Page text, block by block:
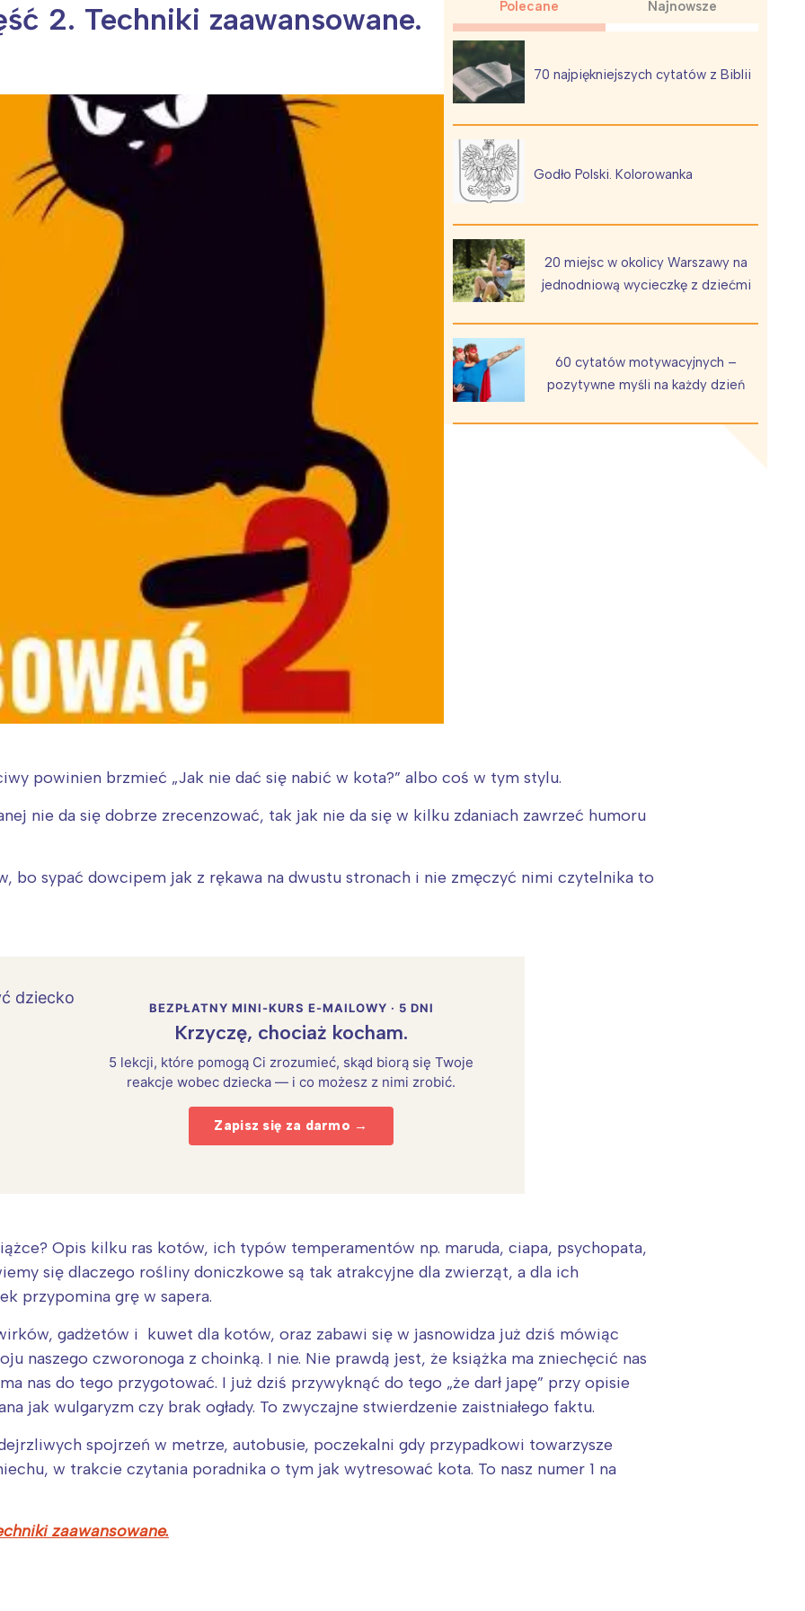
i jej płatki Pszczoła i kwitnący ul
2. Techniki zaawansowane. Polecane Najnowsze
70 najpiękniejszych cytatów z Biblii
Godło Polski. Kolorowanka
20 miejsc w okolicy Warszawy na
jednodniową wycieczkę z dziećmi
60 cytatów motywacyjnych –
pozytywne myśli na każdy dzień
powinien brzmieć „Jak nie dać się nabić w kota?” albo coś w tym stylu.
nie da się dobrze zrecenzować, tak jak nie da się w kilku zdaniach zawrzeć humoru
bo sypać dowcipem jak z rękawa na dwustu stronach i nie zmęczyć nimi czytelnika to
BEZPŁATNY MINI-KURS E-MAILOWY · 5 DNI
Krzyczę, chociaż kocham.
5 lekcji, które pomogą Ci zrozumieć, skąd biorą się Twoje
reakcje wobec dziecka — i co możesz z nimi zrobić.
Zapisz się za darmo →
Opis kilku ras kotów, ich typów temperamentów np. maruda, ciapa, psychopata,
się dlaczego rośliny doniczkowe są tak atrakcyjne dla zwierząt, a dla ich
przypomina grę w sapera.
gadżetów i kuwet dla kotów, oraz zabawi się w jasnowidza już dziś mówiąc
naszego czworonoga z choinką. I nie. Nie prawdą jest, że książka ma zniechęcić nas
nas do tego przygotować. I już dziś przywyknąć do tego „że darł japę” przy opisie
jak wulgaryzm czy brak ogłady. To zwyczajne stwierdzenie zaistniałego faktu.
spojrzeń w metrze, autobusie, poczekalni gdy przypadkowi towarzysze
w trakcie czytania poradnika o tym jak wytresować kota. To nasz numer 1 na
zaawansowane.